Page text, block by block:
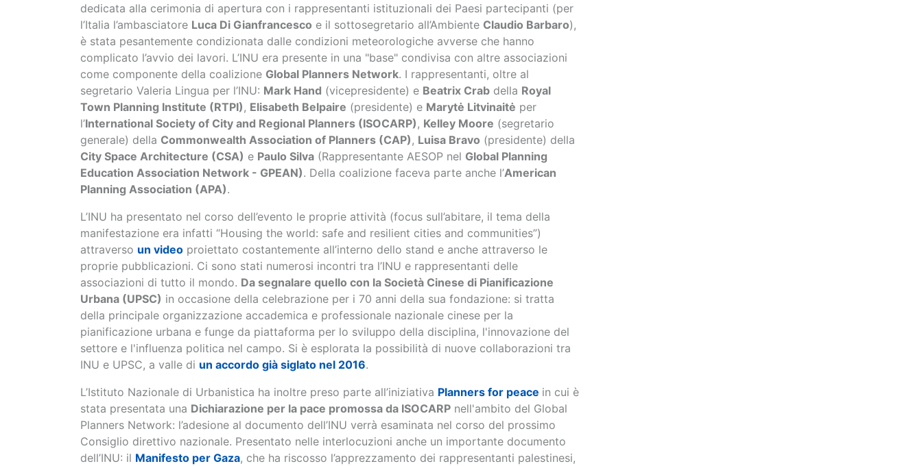
dedicata alla cerimonia di apertura con i rappresentanti istituzionali dei Paesi partecipanti (per
l’Italia l’ambasciatore Luca Di Gianfrancesco e il sottosegretario all’Ambiente Claudio Barbaro),
è stata pesantemente condizionata dalle condizioni meteorologiche avverse che hanno
complicato l’avvio dei lavori. L’INU era presente in una "base" condivisa con altre associazioni
come componente della coalizione Global Planners Network. I rappresentanti, oltre al
segretario Valeria Lingua per l’INU: Mark Hand (vicepresidente) e Beatrix Crab della Royal
Town Planning Institute (RTPI), Elisabeth Belpaire (presidente) e Marytė Litvinaitė per
l’International Society of City and Regional Planners (ISOCARP), Kelley Moore (segretario
generale) della Commonwealth Association of Planners (CAP), Luisa Bravo (presidente) della
City Space Architecture (CSA) e Paulo Silva (Rappresentante AESOP nel Global Planning
Education Association Network - GPEAN). Della coalizione faceva parte anche l’American
Planning Association (APA).
L’INU ha presentato nel corso dell’evento le proprie attività (focus sull’abitare, il tema della
manifestazione era infatti “Housing the world: safe and resilient cities and communities”)
attraverso un video proiettato costantemente all’interno dello stand e anche attraverso le
proprie pubblicazioni. Ci sono stati numerosi incontri tra l’INU e rappresentanti delle
associazioni di tutto il mondo. Da segnalare quello con la Società Cinese di Pianificazione
Urbana (UPSC) in occasione della celebrazione per i 70 anni della sua fondazione: si tratta
della principale organizzazione accademica e professionale nazionale cinese per la
pianificazione urbana e funge da piattaforma per lo sviluppo della disciplina, l'innovazione del
settore e l'influenza politica nel campo. Si è esplorata la possibilità di nuove collaborazioni tra
INU e UPSC, a valle di un accordo già siglato nel 2016.
L’Istituto Nazionale di Urbanistica ha inoltre preso parte all’iniziativa Planners for peace in cui è
stata presentata una Dichiarazione per la pace promossa da ISOCARP nell'ambito del Global
Planners Network: l’adesione al documento dell’INU verrà esaminata nel corso del prossimo
Consiglio direttivo nazionale. Presentato nelle interlocuzioni anche un importante documento
dell’INU: il Manifesto per Gaza, che ha riscosso l’apprezzamento dei rappresentanti palestinesi,